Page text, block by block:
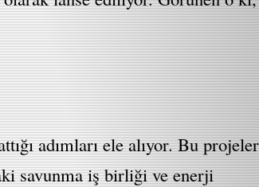
adımları ele alıyor. Bu
savunma iş birliği ve enerji